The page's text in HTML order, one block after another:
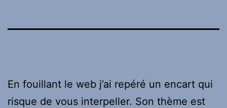
En fouillant le web j’ai repéré un encart qui
risque de vous interpeller. Son thème est